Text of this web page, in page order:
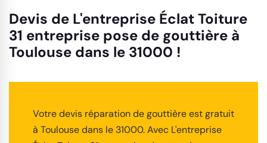
Devis de L'entreprise Éclat Toiture
31 entreprise pose de gouttière à
Toulouse dans le 31000 !
Votre devis réparation de gouttière est gratuit
à Toulouse dans le 31000. Avec L'entreprise